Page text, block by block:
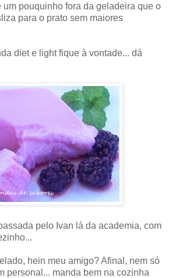
um pouquinho fora da geladeira que o
para o prato sem maiores
diet e light fique à vontade... dá
pelo Ivan lá da academia, com
hein meu amigo? Afinal, nem só
personal... manda bem na cozinha